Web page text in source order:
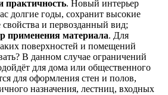
практичность. Новый интерьер
долгие годы, сохранит высокие
свойства и первозданный вид;
применения материала. Для
поверхностей и помещений
В данном случае ограничений
для дома или общественного
для оформления стен и полов,
назначения, лестниц, входных